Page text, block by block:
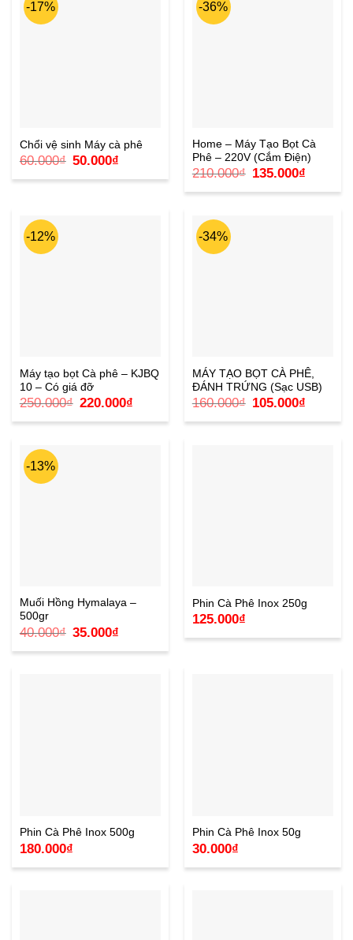
-17%
Chổi vệ sinh Máy cà phê
60.000₫
Giá
gốc
là:
50.000₫Giá
tại
-36%
Home – Máy Tạo Bọt Cà
Phê – 220V (Cắm Điện)
210.000₫
Giá
gốc
là:
135.000₫Giá
tại
-12%
Máy tạo bọt Cà phê – KJBQ
10 – Có giá đỡ
250.000₫ Giá
gốc
là:
220.000₫Giá
tại
-34%
MÁY TẠO BỌT CÀ PHÊ,
ĐÁNH TRỨNG (Sạc USB)
160.000₫
Giá
gốc
là:
105.000₫Giá
tại
-13%
Muối Hồng Hymalaya –
500gr
40.000₫ Giá
gốc
là:
35.000₫Giá
hiện
tại
Phin Cà Phê Inox 250g
125.000₫
Phin Cà Phê Inox 500g
180.000₫
Phin Cà Phê Inox 50g
30.000₫